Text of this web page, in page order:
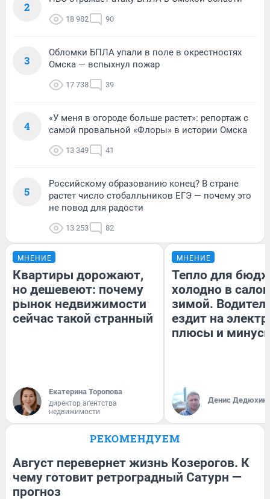
2
18 982 90
3
Обломки БПЛА упали в поле в окрестностях
Омска — вспыхнул пожар
17 738 39
4
«У меня в огороде больше растет»: репортаж с
самой провальной «Флоры» в истории Омска
13 349 41
5
Российскому образованию конец? В стране
растет число стобалльников ЕГЭ — почему это
не повод для радости
13 253 82
МНЕНИЕ
Квартиры дорожают,
но дешевеют: почему
рынок недвижимости
сейчас такой странный
Екатерина Торопова
директор агентства
недвижимости
МНЕНИЕ
Тепло для
холодно в
зимой.
ездит на
плюсы и
Денис Дедюхин
РЕКОМЕНДУЕМ
Август перевернет жизнь Козерогов. К
чему готовит ретроградный Сатурн —
прогноз